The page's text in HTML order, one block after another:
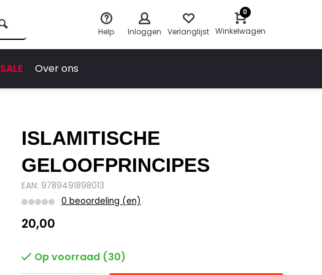
Help Inloggen Verlanglijst
0
Winkelwagen
SALE Over ons
ISLAMITISCHE
GELOOFPRINCIPES
EAN: 9789491898013
0 beoordeling (en)
20,00
Op voorraad (30)